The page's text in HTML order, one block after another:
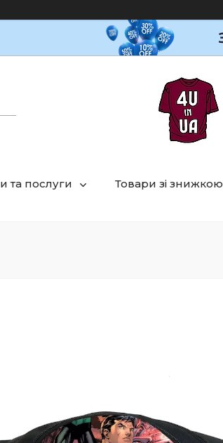
та послуги Товари зі знижкою